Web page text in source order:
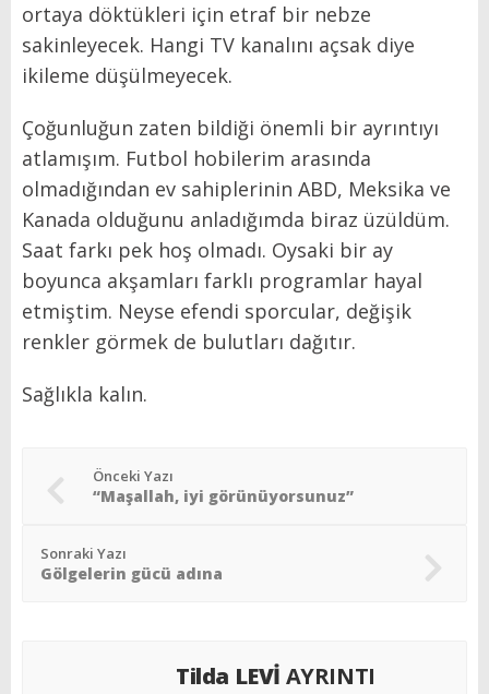
ortaya döktükleri için etraf bir nebze
sakinleyecek. Hangi TV kanalını açsak diye
ikileme düşülmeyecek.
Çoğunluğun zaten bildiği önemli bir ayrıntıyı
atlamışım. Futbol hobilerim arasında
olmadığından ev sahiplerinin ABD, Meksika ve
Kanada olduğunu anladığımda biraz üzüldüm.
Saat farkı pek hoş olmadı. Oysaki bir ay
boyunca akşamları farklı programlar hayal
etmiştim. Neyse efendi sporcular, değişik
renkler görmek de bulutları dağıtır.
Sağlıkla kalın.
Önceki Yazı
“Maşallah, iyi görünüyorsunuz”
Sonraki Yazı
Gölgelerin gücü adına
Tilda LEVİ AYRINTI